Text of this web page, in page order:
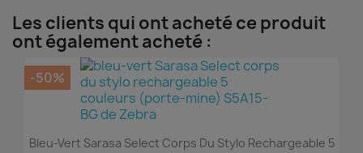
Les clients qui ont acheté ce produit
ont également acheté :
Bleu-Vert Sarasa Select Corps Du Stylo Rechargeable 5
-50%